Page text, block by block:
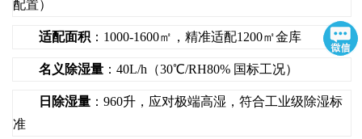
配置）
适配面积 ：1000-1600㎡，精准适配1200㎡金库
名义除湿量 ：40L/h（30℃/RH80% 国标工况）
日除湿量 ：960升，应对极端高湿，符合工业级除湿标
准